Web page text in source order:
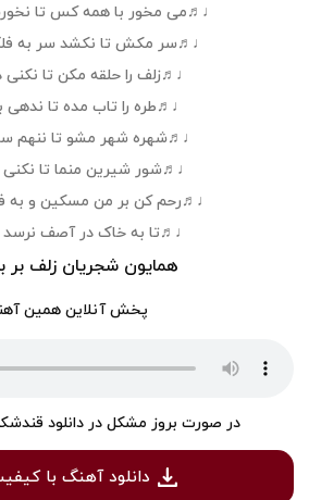
♩♬می مخور با همه کس تا
♩♬سر مکش تا نکشد سر به
♩♬زلف را حلقه مکن تا نکنی
♩♬طره را تاب مده تا ندهی
♩♬شهره شهر مشو تا ننهم
♩♬شور شیرین منما تا نکنی
♩♬رحم کن بر من مسکین و به
♩♬تا به خاک در آصف نرسد
همایون شجریان زلف بر
پخش آنلاین همین
در صورت بروز مشکل در دانلود
دانلود آهنگ با کیفیت